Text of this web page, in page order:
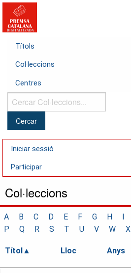
Títols
Col·leccions
Centres
Cercar
Col·leccions...
Iniciar sessió
Participar
Col·leccions
A B C D E F G H I
P
Q R S T U V W X
Títol Lloc Anys